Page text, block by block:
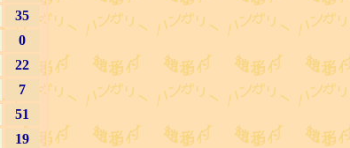
35
0
22
7
51
19